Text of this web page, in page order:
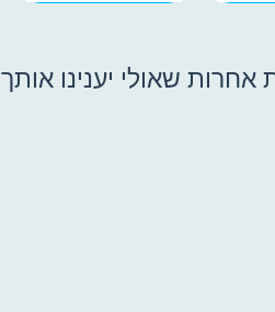
שאולי יענינו אותך